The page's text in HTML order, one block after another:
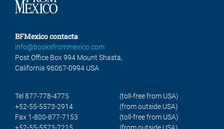
BFMexico contacta
info@booksfrommexico.com
Post Office Box 994 Mount Shasta,
California 96067-0994 USA
Tel 877-778-4775
(toll-free from USA)
+52-55-5573-2914
(from outside USA)
Fax 1-800-877-7153
(toll-free from USA)
+52-55-5573-7215
(from outside USA)